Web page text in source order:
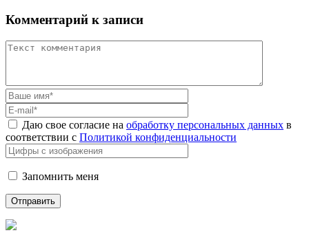
Комментарий к записи
Даю свое согласие на обработку персональных данных в
соответствии с Политикой конфиденциальности
Запомнить меня